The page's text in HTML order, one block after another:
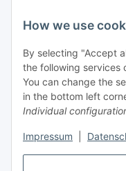
How we use
By selecting "Accept
the following services
You can change the
in the bottom left
Individual
Impressum
Information
Legal
strong brands